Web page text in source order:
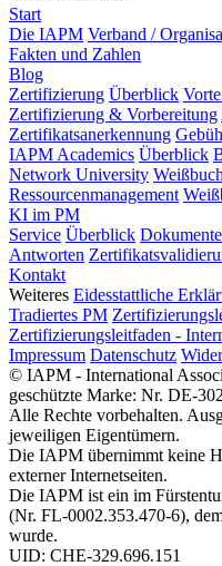
Start
Die IAPM Verband /
Fakten und Zahlen
Blog
Zertifizierung Überblick
Zertifizierung & Vorbereitung
Zertifikatsanerkennung
IAPM Academics Überblick
Network University
Ressourcenmanagement
KI im PM
Service Überblick
Antworten
Kontakt
Weiteres Eidesstattliche
Tradiertes PM
Zertifizierungsleitfaden -
Impressum Datenschutz
© IAPM - International
geschützte Marke: Nr. DE-
Alle Rechte vorbehalten.
jeweiligen Eigentümern.
Die IAPM übernimmt keine
externer Internetseiten.
Die IAPM ist ein im
(Nr. FL-0002.353.470-6),
wurde.
UID: CHE-329.696.151